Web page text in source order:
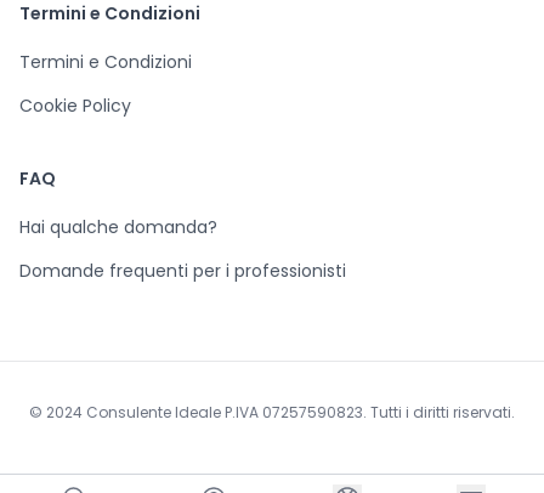
Termini e Condizioni
Termini e Condizioni
Cookie Policy
FAQ
Hai qualche domanda?
Domande frequenti per i professionisti
© 2024 Consulente Ideale P.IVA 07257590823. Tutti i diritti riservati.